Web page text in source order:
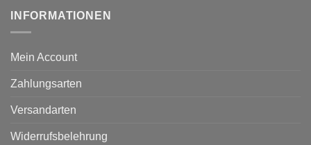
INFORMATIONEN
Mein Account
Zahlungsarten
Versandarten
Widerrufsbelehrung